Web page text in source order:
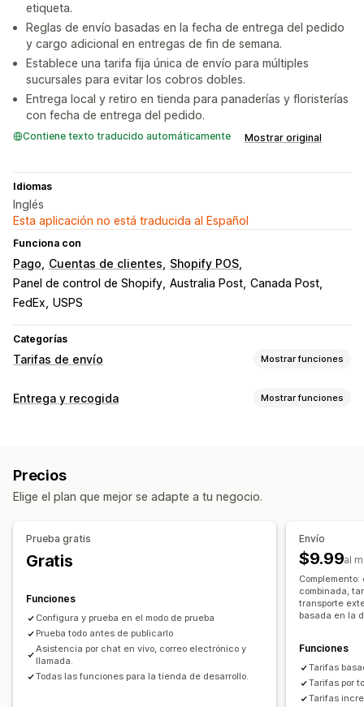
etiqueta.
Reglas de envío basadas en la fecha de entrega del pedido
y cargo adicional en entregas de fin de semana.
Establece una tarifa fija única de envío para múltiples
sucursales para evitar los cobros dobles.
Entrega local y retiro en tienda para panaderías y floristerías
con fecha de entrega del pedido.
Contiene texto traducido automáticamente Mostrar original
Idiomas
Inglés
Esta aplicación no está traducida al Español
Funciona con
Pago Cuentas de clientes
Shopify POS
Panel de control de Shopify Australia Post Canada Post
FedEx USPS
Categorías
Tarifas de envío Mostrar funciones
Cálculo de tasas
Mezcla de tasas
Restricciones de apartados de correos
Fecha de entrega
Tiempo de entrega
Límites de pedido
Entrega y recogida Mostrar funciones
Tarifas dinámicas
Múltiples sucursales Tiempos de preparación
Tiempos de preparación
Límites de pedido Cronogramas Franjas horarias
Seguimiento en tiempo real
Notificaciones de correo electrónico
Precios
Elige el plan que mejor se adapte a tu negocio.
Prueba gratis
Gratis
Funciones
Configura y prueba en el modo de prueba
Prueba todo antes de publicarlo
Asistencia por chat en vivo, correo electrónico y
llamada.
Todas las funciones para la tienda de desarrollo.
Envío
$9.99al
combinada,
transporte
basada en la
Funciones
Tarifas
Tarifas por
Tarifas